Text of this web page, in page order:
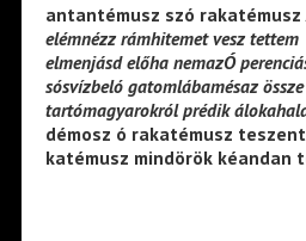
antantémusz szó rakatémusz
elémnézz rámhitemet vesz tettem
elmenjásd előha nemazÓ
sósvízbeló gatomlábamésaz össze
tartómagyarokról prédik
démosz ó rakatémusz
katémusz mindörök kéandan